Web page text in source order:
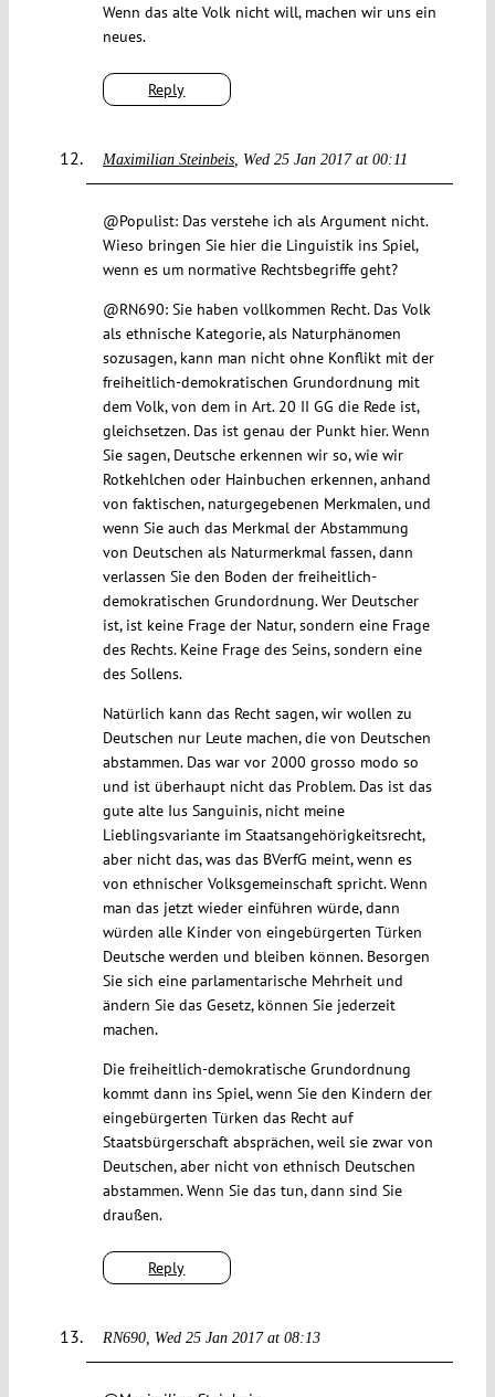
Reply
Wenn das alte Volk nicht will, machen wir uns ein
neues.
Maximilian Steinbeis Wed 25 Jan 2017 at 00:11
Reply
@Populist: Das verstehe ich als Argument nicht.
Wieso bringen Sie hier die Linguistik ins Spiel,
wenn es um normative Rechtsbegriffe geht?
@RN690: Sie haben vollkommen Recht. Das Volk
als ethnische Kategorie, als Naturphänomen
sozusagen, kann man nicht ohne Konflikt mit der
freiheitlich-demokratischen Grundordnung mit
dem Volk, von dem in Art. 20 II GG die Rede ist,
gleichsetzen. Das ist genau der Punkt hier. Wenn
Sie sagen, Deutsche erkennen wir so, wie wir
Rotkehlchen oder Hainbuchen erkennen, anhand
von faktischen, naturgegebenen Merkmalen, und
wenn Sie auch das Merkmal der Abstammung
von Deutschen als Naturmerkmal fassen, dann
verlassen Sie den Boden der freiheitlich-
demokratischen Grundordnung. Wer Deutscher
ist, ist keine Frage der Natur, sondern eine Frage
des Rechts. Keine Frage des Seins, sondern eine
des Sollens.
Natürlich kann das Recht sagen, wir wollen zu
Deutschen nur Leute machen, die von Deutschen
abstammen. Das war vor 2000 grosso modo so
und ist überhaupt nicht das Problem. Das ist das
gute alte Ius Sanguinis, nicht meine
Lieblingsvariante im Staatsangehörigkeitsrecht,
aber nicht das, was das BVerfG meint, wenn es
von ethnischer Volksgemeinschaft spricht. Wenn
man das jetzt wieder einführen würde, dann
würden alle Kinder von eingebürgerten Türken
Deutsche werden und bleiben können. Besorgen
Sie sich eine parlamentarische Mehrheit und
ändern Sie das Gesetz, können Sie jederzeit
machen.
Die freiheitlich-demokratische Grundordnung
kommt dann ins Spiel, wenn Sie den Kindern der
eingebürgerten Türken das Recht auf
Staatsbürgerschaft absprächen, weil sie zwar von
Deutschen, aber nicht von ethnisch Deutschen
abstammen. Wenn Sie das tun, dann sind Sie
draußen.
RN690 Wed 25 Jan 2017 at 08:13